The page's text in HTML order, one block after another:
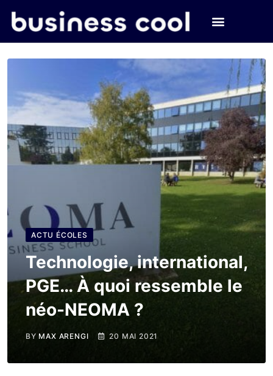
ACTU ÉCOLES
Technologie, international,
PGE… À quoi ressemble le
néo-NEOMA ?
BY MAX ARENGI 20 MAI 2021